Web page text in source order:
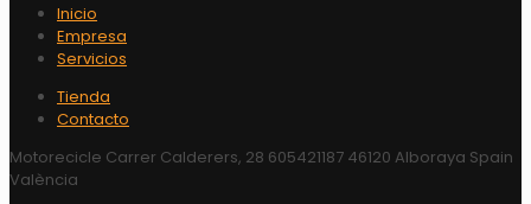
Inicio
Empresa
Servicios
Tienda
Contacto
Motorecicle Carrer Calderers, 28 605421187 46120 Alboraya Spain
València